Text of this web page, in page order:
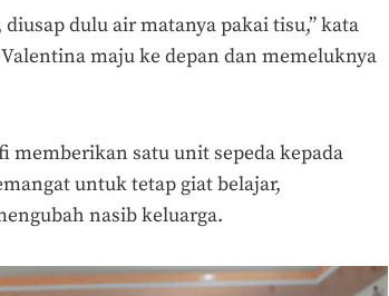
dulu air matanya pakai tisu,” kata
maju ke depan dan memeluknya
memberikan satu unit sepeda kepada
untuk tetap giat belajar,
nasib keluarga.